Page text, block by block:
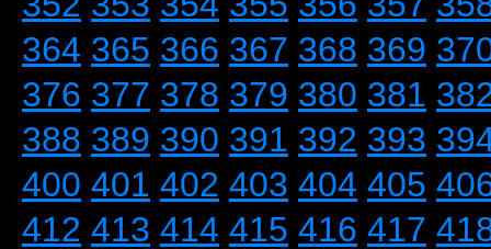
364 365 366 367 368 369
376 377 378 379 380 381
388 389 390 391 392 393
400 401 402 403 404 405
412 413 414 415 416 417